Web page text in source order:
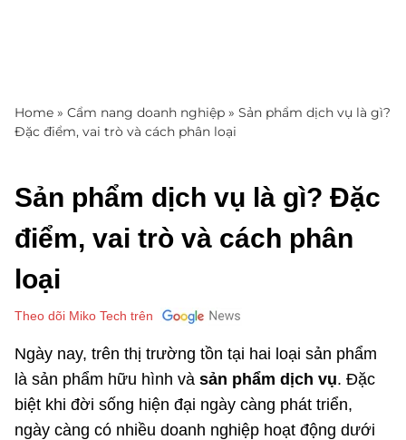
Home » Cẩm nang doanh nghiệp » Sản phẩm dịch vụ là gì?
Đặc điểm, vai trò và cách phân loại
Sản phẩm dịch vụ là gì? Đặc
điểm, vai trò và cách phân
loại
Theo dõi Miko Tech trên
Ngày nay, trên thị trường tồn tại hai loại sản phẩm
là sản phẩm hữu hình và sản phẩm dịch vụ. Đặc
biệt khi đời sống hiện đại ngày càng phát triển,
ngày càng có nhiều doanh nghiệp hoạt động dưới